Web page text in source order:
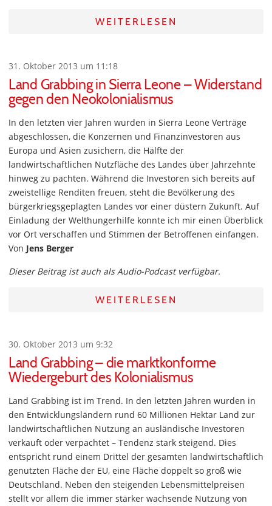
WEITERLESEN
31. Oktober 2013 um 11:18
Land Grabbing in Sierra Leone – Widerstand
gegen den Neokolonialismus
In den letzten vier Jahren wurden in Sierra Leone Verträge
abgeschlossen, die Konzernen und Finanzinvestoren aus
Europa und Asien zusichern, die Hälfte der
landwirtschaftlichen Nutzfläche des Landes über Jahrzehnte
hinweg zu pachten. Während die Investoren sich bereits auf
zweistellige Renditen freuen, steht die Bevölkerung des
bürgerkriegsgeplagten Landes vor einer düstern Zukunft. Auf
Einladung der Welthungerhilfe konnte ich mir einen Überblick
vor Ort verschaffen und Stimmen der Betroffenen einfangen.
Von Jens Berger
Dieser Beitrag ist auch als Audio-Podcast verfügbar.
WEITERLESEN
30. Oktober 2013 um 9:32
Land Grabbing – die marktkonforme
Wiedergeburt des Kolonialismus
Land Grabbing ist im Trend. In den letzten Jahren wurden in
den Entwicklungsländern rund 60 Millionen Hektar Land zur
landwirtschaftlichen Nutzung an ausländische Investoren
verkauft oder verpachtet – Tendenz stark steigend. Dies
entspricht rund einem Drittel der gesamten landwirtschaftlich
genutzten Fläche der EU, eine Fläche doppelt so groß wie
Deutschland. Neben den steigenden Lebensmittelpreisen
stellt vor allem die immer stärker wachsende Nutzung von